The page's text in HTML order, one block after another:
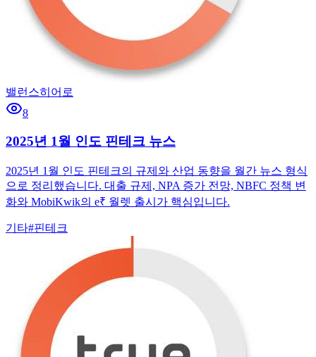
밸런스히어로
8
2025년 1월 인도 핀테크 뉴스
2025년 1월 인도 핀테크의 규제와 산업 동향을 월간 뉴스 형식
으로 정리했습니다. 대출 규제, NPA 증가 전망, NBFC 정책 변
화와 MobiKwik의 e₹ 월렛 출시가 핵심입니다.
기타#핀테크